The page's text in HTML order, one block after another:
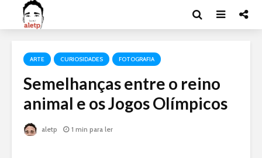
ARTE CURIOSIDADES FOTOGRAFIA
Semelhanças entre o reino
animal e os Jogos Olímpicos
aletp 1 min para ler